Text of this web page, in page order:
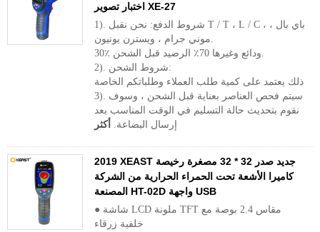
اختبار تصوير XE-27
1). شروط الدفع: نحن نقبل T / T ، L / C ، باي بال ،
موني جرام ، ويسترن يونيون.
30٪ ودائع وغيرها 70٪ الرصيد قبل الشحن.
2). شروط الشحن:
ذلك يعتمد على كمية طلب العملاء وطلباتكم الخاصة
3). سيتم فحص العناصر بعناية قبل الشحن ، وسوف
نقوم بتحديث حالة التسليم في الوقت المناسب بعد
إرسال البضاعة. أكثر
2019 XEAST جديد صدر 32 * 32 مصغرة رخيصة
كاميرا الأشعة تحت الحمراء الحرارية من الشركة
المصنعة HT-02D واجهة USB
● شاشة LCD ملونة TFT مقاس 2.4 بوصة مع
خلفية زرقاء